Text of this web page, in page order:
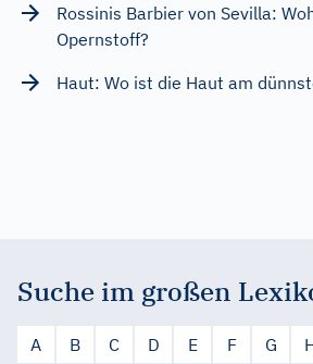
Rossinis Barbier von Sevilla:
Opernstoff?
Haut: Wo ist die Haut am
Suche im großen
A B C D E F G